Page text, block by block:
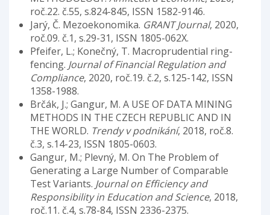
roč.22. č.55, s.824-845, ISSN 1582-9146.
Jarý, Č. Mezoekonomika. GRANT Journal, 2020,
roč.09. č.1, s.29-31, ISSN 1805-062X.
Pfeifer, L.; Konečný, T. Macroprudential ring-
fencing. Journal of Financial Regulation and
Compliance, 2020, roč.19. č.2, s.125-142, ISSN
1358-1988.
Brčák, J.; Gangur, M. A USE OF DATA MINING
METHODS IN THE CZECH REPUBLIC AND IN
THE WORLD. Trendy v podnikání, 2018, roč.8.
č.3, s.14-23, ISSN 1805-0603.
Gangur, M.; Plevný, M. On The Problem of
Generating a Large Number of Comparable
Test Variants. Journal on Efficiency and
Responsibility in Education and Science, 2018,
roč.11. č.4, s.78-84, ISSN 2336-2375.